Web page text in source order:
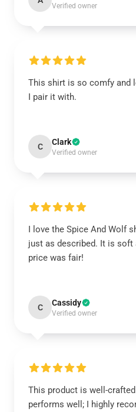
Verified owner
This shirt is so comfy and
I pair it with.
C Clark
Verified owner
I love the Spice And Wolf
just as described. It is
price was fair!
C Cassidy
Verified owner
This product is well-
performs well; I highly